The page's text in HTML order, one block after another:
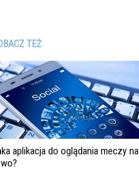
TEŻ
aplikacja do oglądania meczy na